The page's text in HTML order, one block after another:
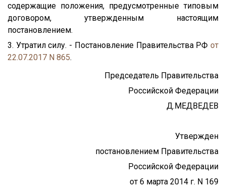
содержащие положения, предусмотренные типовым
договором, утвержденным настоящим
постановлением.
3. Утратил силу. - Постановление Правительства РФ от
22.07.2017 N 865.
Председатель Правительства
Российской Федерации
Д.МЕДВЕДЕВ
Утвержден
постановлением Правительства
Российской Федерации
от 6 марта 2014 г. N 169